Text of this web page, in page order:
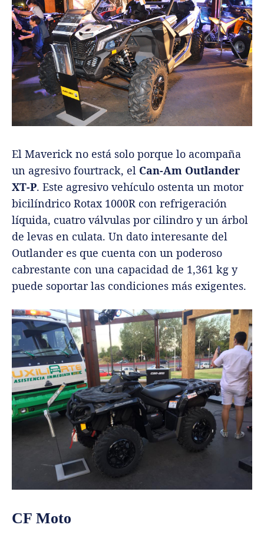
El Maverick no está solo porque lo acompaña
un agresivo fourtrack, el Can-Am Outlander
XT-P. Este agresivo vehículo ostenta un motor
bicilíndrico Rotax 1000R con refrigeración
líquida, cuatro válvulas por cilindro y un árbol
de levas en culata. Un dato interesante del
Outlander es que cuenta con un poderoso
cabrestante con una capacidad de 1,361 kg y
puede soportar las condiciones más exigentes.
CF Moto